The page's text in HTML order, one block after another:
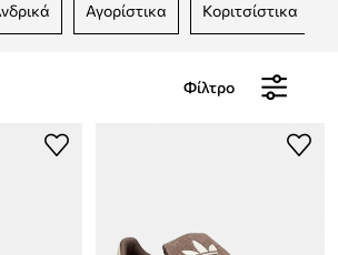
ανδρικά αγορίστικα κοριτσίστικα
Φίλτρο